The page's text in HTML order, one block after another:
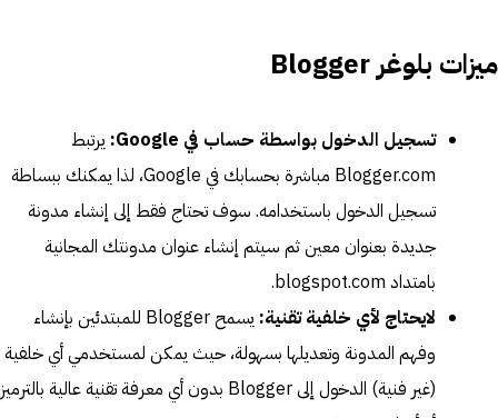
ميزات بلوغر Blogger
تسجيل الدخول بواسطة حساب في Google:
يرتبط
Blogger.com مباشرة بحسابك في Google، لذا يمكنك ببساطة
تسجيل الدخول باستخدامه. سوف تحتاج فقط إلى إنشاء مدونة
جديدة بعنوان معين ثم سيتم إنشاء عنوان مدونتك المجانية
بامتداد blogspot.com.
لايحتاج لأي خلفية تقنية:
يسمح Blogger للمبتدئين بإنشاء
وفهم المدونة وتعديلها بسهولة، حيث يمكن لمستخدمي أي خلفية
(غير فنية) الدخول إلى Blogger بدون أي معرفة تقنية عالية بالترميز